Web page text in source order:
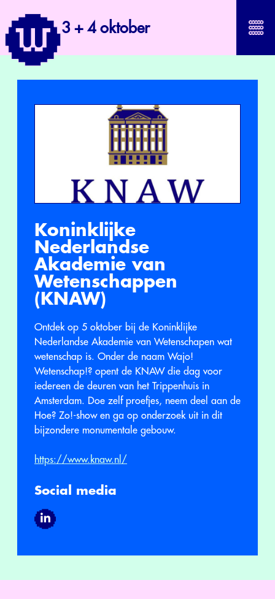
3 + 4 oktober
Koninklijke
Nederlandse
Akademie van
Wetenschappen
(KNAW)
Ontdek op 5 oktober bij de Koninklijke
Nederlandse Akademie van Wetenschapen wat
wetenschap is. Onder de naam Wajo!
Wetenschap!? opent de KNAW die dag voor
iedereen de deuren van het Trippenhuis in
Amsterdam. Doe zelf proefjes, neem deel aan de
Hoe? Zo!-show en ga op onderzoek uit in dit
bijzondere monumentale gebouw.
https://www.knaw.nl/
Social media